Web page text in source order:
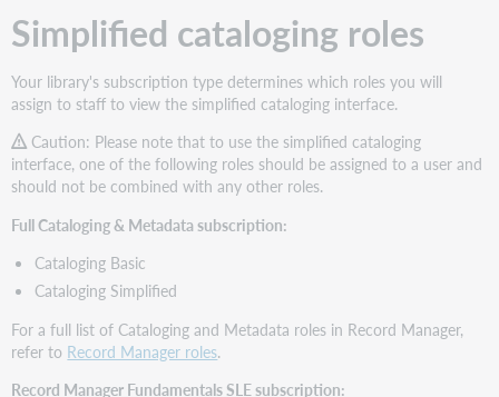
Simplified cataloging roles
Your library's subscription type determines which roles you will
assign to staff to view the simplified cataloging interface.
Caution: Please note that to use the simplified cataloging
interface, one of the following roles should be assigned to a user and
should not be combined with any other roles.
Full Cataloging & Metadata subscription:
Cataloging Basic
Cataloging Simplified
For a full list of Cataloging and Metadata roles in Record Manager,
refer to Record Manager roles.
Record Manager Fundamentals SLE subscription: